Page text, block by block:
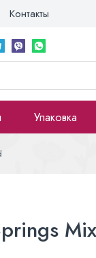
Контакты
Упаковка